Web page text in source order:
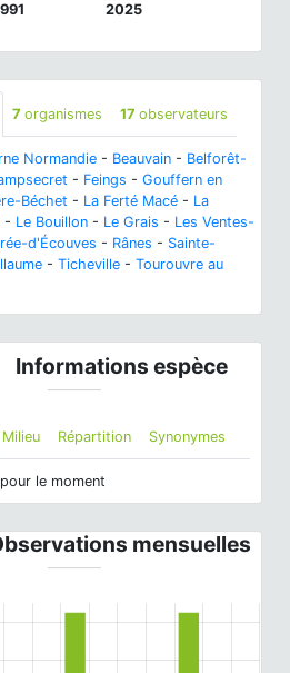
2025
7 organismes 17 observateurs
Normandie - Beauvain - Belforêt-
- Feings - Gouffern en
Béchet - La Ferté Macé - La
- Le Bouillon - Le Grais - Les Ventes-
d'Écouves - Rânes - Sainte-
- Ticheville - Tourouvre au
Informations espèce
Milieu Répartition Synonymes
le moment
mensuelles